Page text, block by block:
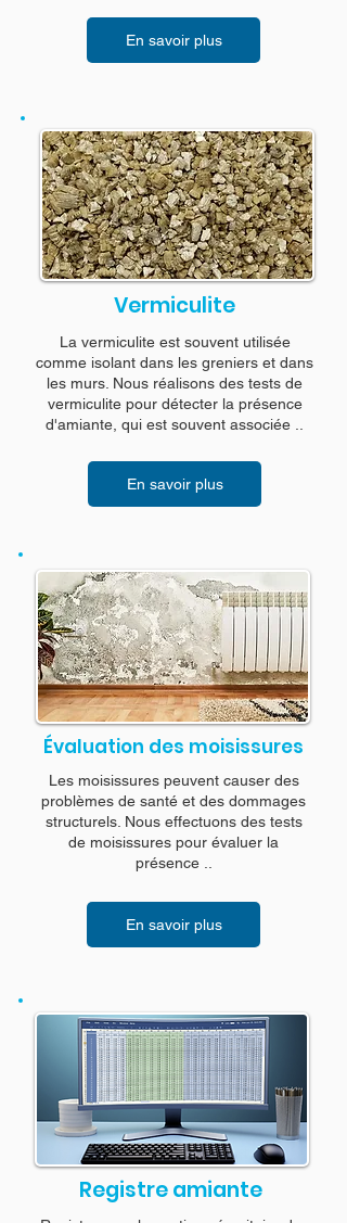
En savoir plus
Vermiculite
La vermiculite est souvent utilisée
comme isolant dans les greniers et dans
les murs. Nous réalisons des tests de
vermiculite pour détecter la présence
d'amiante, qui est souvent associée ..
En savoir plus
Évaluation des moisissures
Les moisissures peuvent causer des
problèmes de santé et des dommages
structurels. Nous effectuons des tests
de moisissures pour évaluer la
présence ..
En savoir plus
Registre amiante